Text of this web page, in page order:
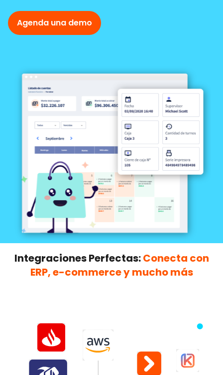
Agenda una demo
Integraciones Perfectas:Conecta con
ERP, e-commerce y mucho más